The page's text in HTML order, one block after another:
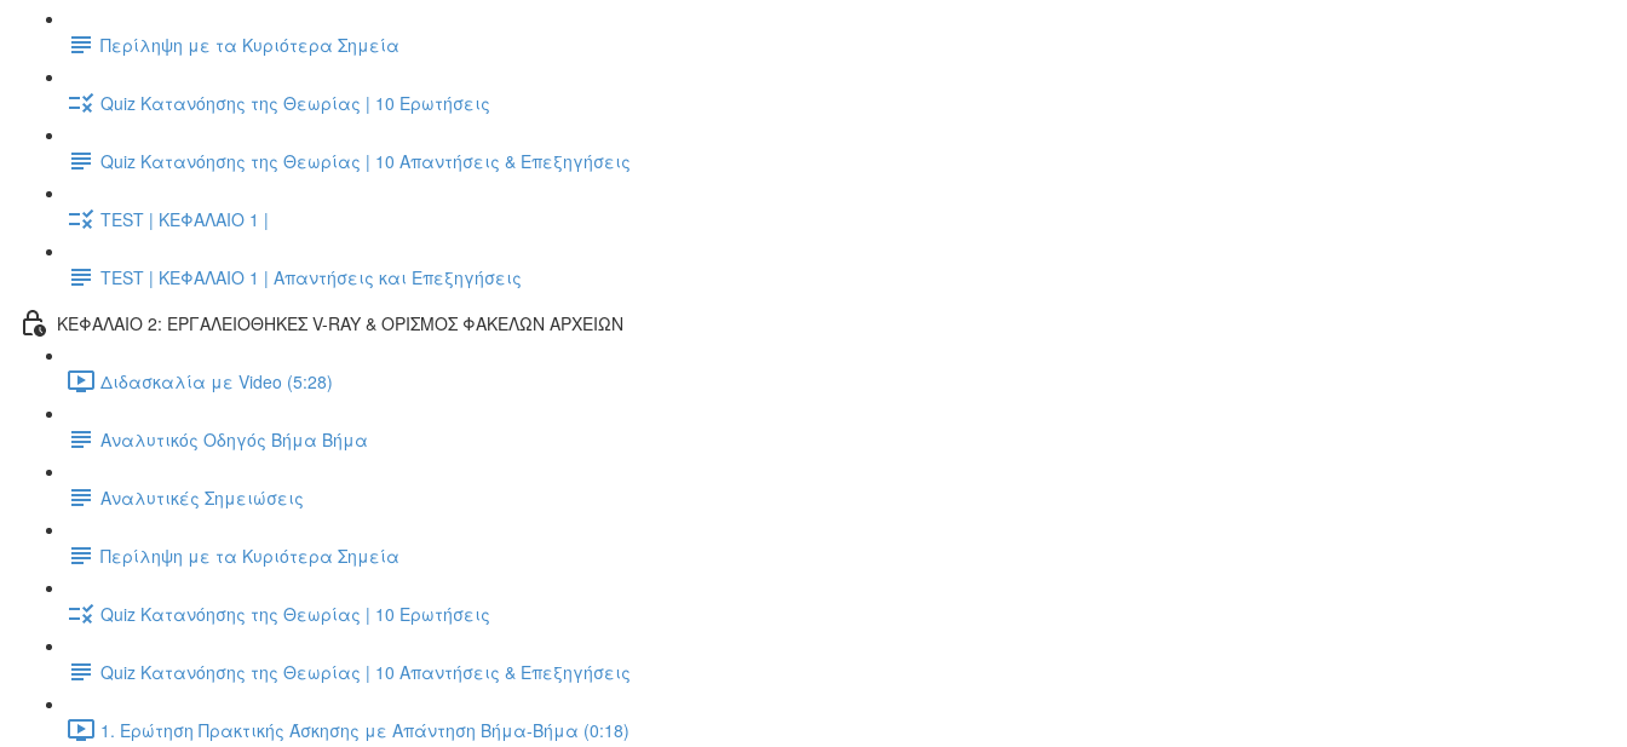
Περίληψη με τα Κυριότερα Σημεία
Quiz Κατανόησης της Θεωρίας | 10 Ερωτήσεις
Quiz Κατανόησης της Θεωρίας | 10 Απαντήσεις & Επεξηγήσεις
TEST | ΚΕΦΑΛΑΙΟ 1 |
TEST | ΚΕΦΑΛΑΙΟ 1 | Απαντήσεις και Επεξηγήσεις
ΚΕΦΑΛΑΙΟ 2: ΕΡΓΑΛΕΙΟΘΗΚΕΣ V-RAY & ΟΡΙΣΜΟΣ ΦΑΚΕΛΩΝ ΑΡΧΕΙΩΝ
Διδασκαλία με Video (5:28)
Αναλυτικός Οδηγός Βήμα Βήμα
Αναλυτικές Σημειώσεις
Περίληψη με τα Κυριότερα Σημεία
Quiz Κατανόησης της Θεωρίας | 10 Ερωτήσεις
Quiz Κατανόησης της Θεωρίας | 10 Απαντήσεις & Επεξηγήσεις
1. Ερώτηση Πρακτικής Άσκησης με Απάντηση Βήμα-Βήμα (0:18)